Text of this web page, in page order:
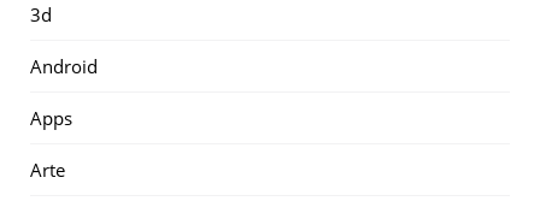
3d
Android
Apps
Arte